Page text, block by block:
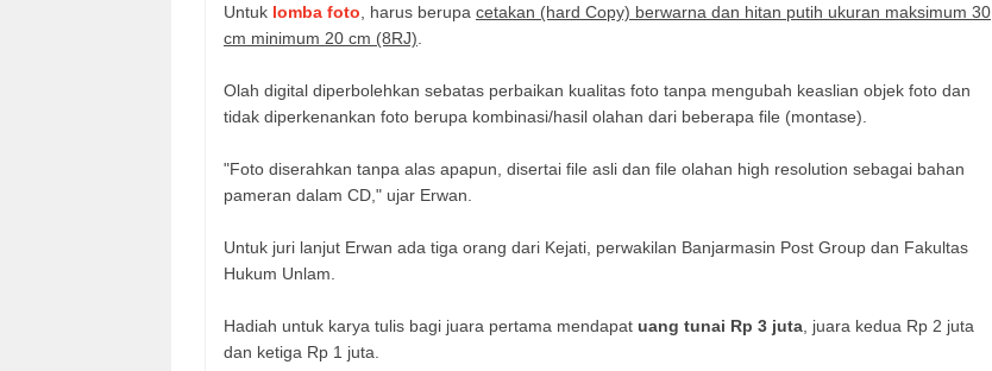
Untuk lomba foto , harus berupa cetakan (hard Copy) berwarna dan hitan putih ukuran maksimum 30
cm minimum 20 cm (8RJ)
Olah digital diperbolehkan sebatas perbaikan kualitas foto tanpa mengubah keaslian objek foto dan
tidak diperkenankan foto berupa kombinasi/hasil olahan dari beberapa file (montase).
"Foto diserahkan tanpa alas apapun, disertai file asli dan file olahan high resolution sebagai bahan
pameran dalam CD," ujar Erwan.
Untuk juri lanjut Erwan ada tiga orang dari Kejati, perwakilan Banjarmasin Post Group dan Fakultas
Hukum Unlam.
Hadiah untuk karya tulis bagi juara pertama mendapat uang tunai Rp 3 juta , juara kedua Rp 2 juta
dan ketiga Rp 1 juta.